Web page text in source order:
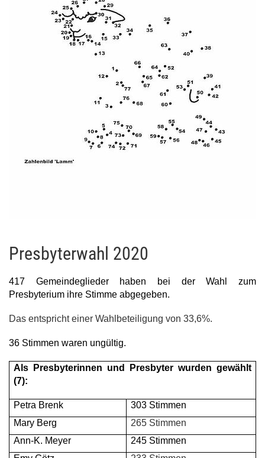
Presbyterwahl 2020
417 Gemeindeglieder haben bei der Wahl zum
Presbyterium ihre Stimme abgegeben.
Das entspricht einer Wahlbeteiligung von 33,6%.
36 Stimmen waren ungültig.
Als Presbyterinnen und Presbyter wurden gewählt
(7):
Petra Brenk
303 Stimmen
Mary Berg
265 Stimmen
Ann-K. Meyer
245 Stimmen